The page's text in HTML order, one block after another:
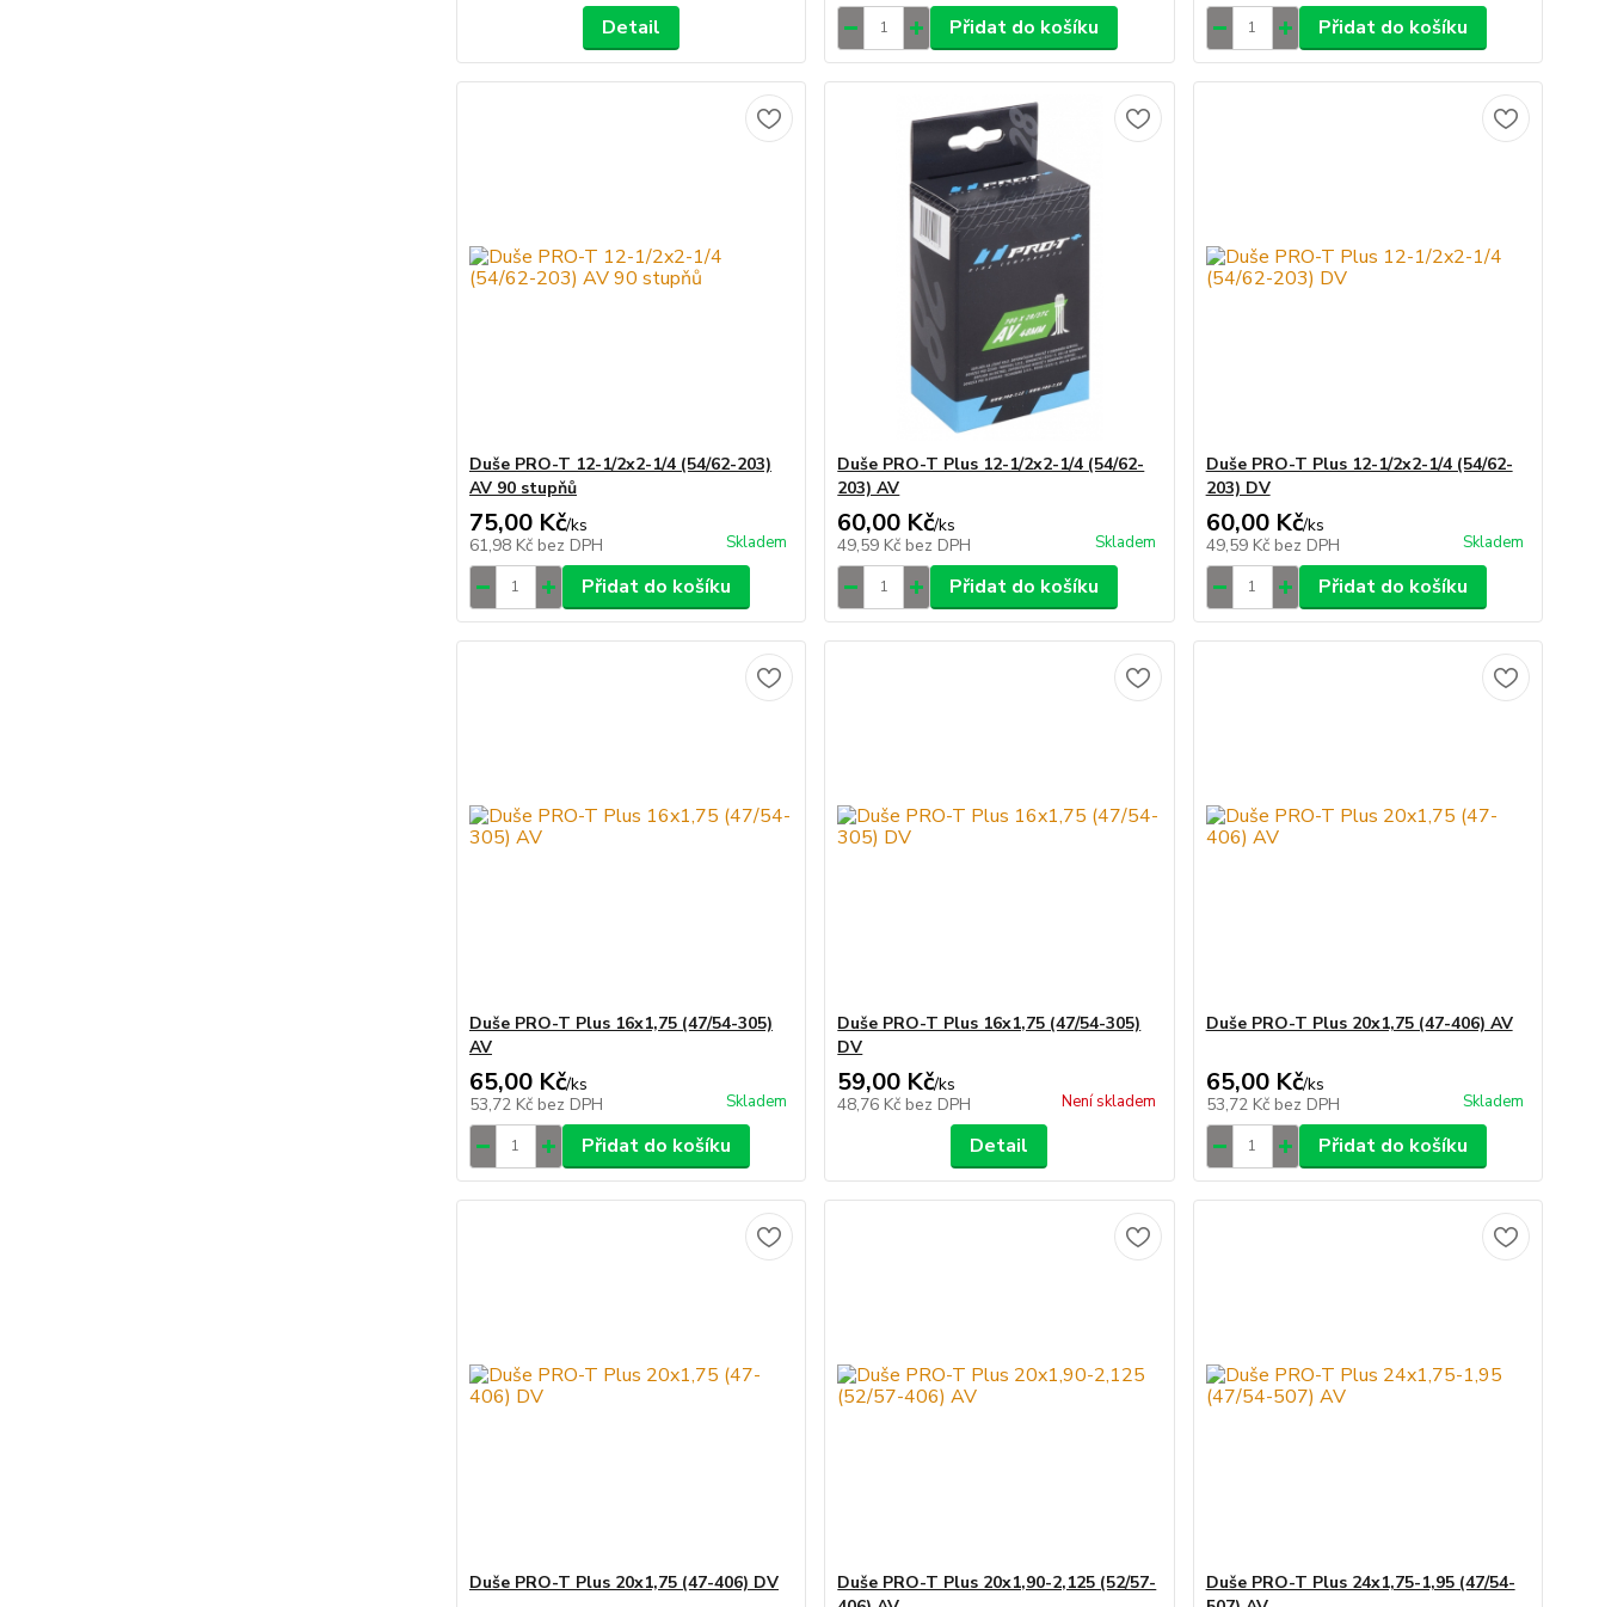
Detail Přidat do košíku Přidat do košíku
Duše PRO-T 12-1/2x2-1/4 (54/62-203)
AV 90 stupňů
75,00 Kč/ks
61,98 Kč bez DPH Skladem
Přidat do košíku
Duše PRO-T Plus 12-1/2x2-1/4 (54/62-
203) AV
60,00 Kč/ks
49,59 Kč bez DPH Skladem
Přidat do košíku
Duše PRO-T Plus 12-1/2x2-1/4 (54/62-
203) DV
60,00 Kč/ks
49,59 Kč bez DPH Skladem
Přidat do košíku
Duše PRO-T Plus 16x1,75 (47/54-305)
AV
65,00 Kč/ks
53,72 Kč bez DPH Skladem
Přidat do košíku
Duše PRO-T Plus 16x1,75 (47/54-305)
DV
59,00 Kč/ks
48,76 Kč bez DPH Není skladem
Detail
Duše PRO-T Plus 20x1,75 (47-406) AV
65,00 Kč/ks
53,72 Kč bez DPH Skladem
Přidat do košíku
Duše PRO-T Plus 20x1,75 (47-406) DV
Duše PRO-T Plus 20x1,90-2,125 (52/57-
Duše PRO-T Plus 24x1,75-1,95 (47/54-